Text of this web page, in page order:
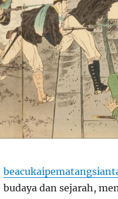
budaya dan sejarah,